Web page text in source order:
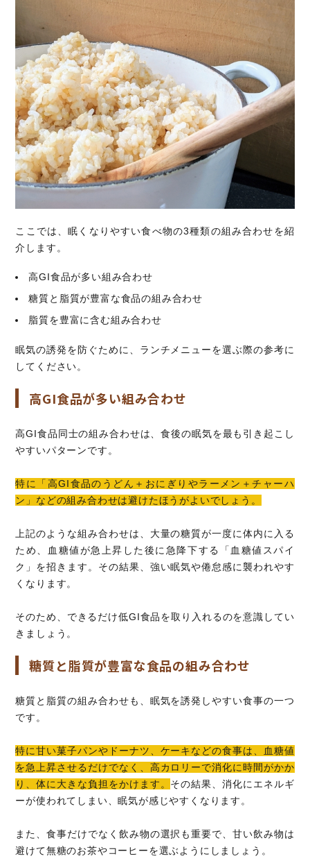
ここでは、眠くなりやすい食べ物の3種類の組み合わせを紹
介します。
高GI食品が多い組み合わせ
糖質と脂質が豊富な食品の組み合わせ
脂質を豊富に含む組み合わせ
眠気の誘発を防ぐために、ランチメニューを選ぶ際の参考に
してください。
高GI食品が多い組み合わせ
高GI食品同士の組み合わせは、食後の眠気を最も引き起こし
やすいパターンです。
特に「高GI食品のうどん＋おにぎりやラーメン＋チャーハ
ン」などの組み合わせは避けたほうがよいでしょう。
上記のような組み合わせは、大量の糖質が一度に体内に入る
ため、血糖値が急上昇した後に急降下する「血糖値スパイ
ク」を招きます。その結果、強い眠気や倦怠感に襲われやす
くなります。
そのため、できるだけ低GI食品を取り入れるのを意識してい
きましょう。
糖質と脂質が豊富な食品の組み合わせ
糖質と脂質の組み合わせも、眠気を誘発しやすい食事の一つ
です。
特に甘い菓子パンやドーナツ、ケーキなどの食事は、血糖値
を急上昇させるだけでなく、高カロリーで消化に時間がかか
り、体に大きな負担をかけます。 その結果、消化にエネルギ
ーが使われてしまい、眠気が感じやすくなります。
また、食事だけでなく飲み物の選択も重要で、甘い飲み物は
避けて無糖のお茶やコーヒーを選ぶようにしましょう。